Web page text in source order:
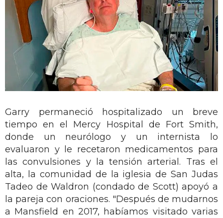
Garry permaneció hospitalizado un breve
tiempo en el Mercy Hospital de Fort Smith,
donde un neurólogo y un internista lo
evaluaron y le recetaron medicamentos para
las convulsiones y la tensión arterial. Tras el
alta, la comunidad de la iglesia de San Judas
Tadeo de Waldron (condado de Scott) apoyó a
la pareja con oraciones. "Después de mudarnos
a Mansfield en 2017, habíamos visitado varias